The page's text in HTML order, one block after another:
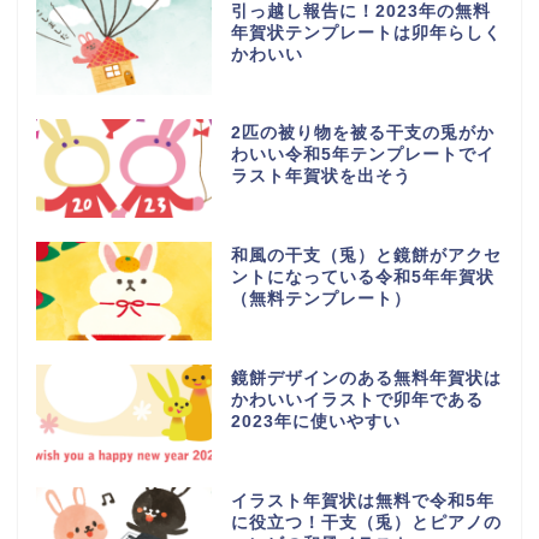
引っ越し報告に！2023年の無料
年賀状テンプレートは卯年らしく
かわいい
2匹の被り物を被る干支の兎がか
わいい令和5年テンプレートでイ
ラスト年賀状を出そう
和風の干支（兎）と鏡餅がアクセ
ントになっている令和5年年賀状
（無料テンプレート）
鏡餅デザインのある無料年賀状は
かわいいイラストで卯年である
2023年に使いやすい
イラスト年賀状は無料で令和5年
に役立つ！干支（兎）とピアノの